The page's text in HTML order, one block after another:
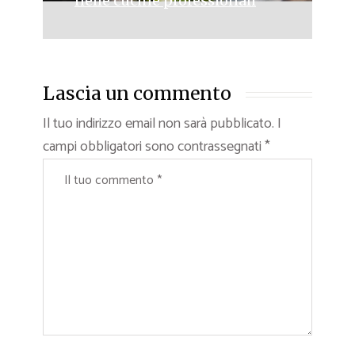
Lascia un commento
Il tuo indirizzo email non sarà pubblicato. I
campi obbligatori sono contrassegnati*